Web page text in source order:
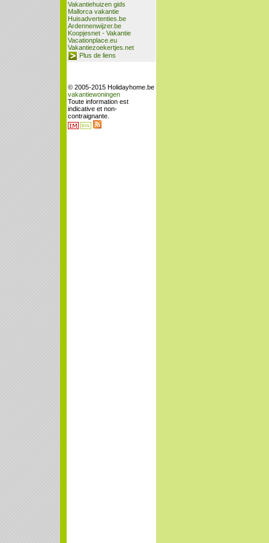
Vakantiehuizen gids
Mallorca vakantie
Huisadvertenties.be
Ardennenwijzer.be
Koopjesnet - Vakantie
Vacationplace.eu
Vakantiezoekertjes.net
Plus de liens
© 2005-2015 Holidayhome.be
vakantiewoningen
Toute information est
indicative et non-
contraignante.